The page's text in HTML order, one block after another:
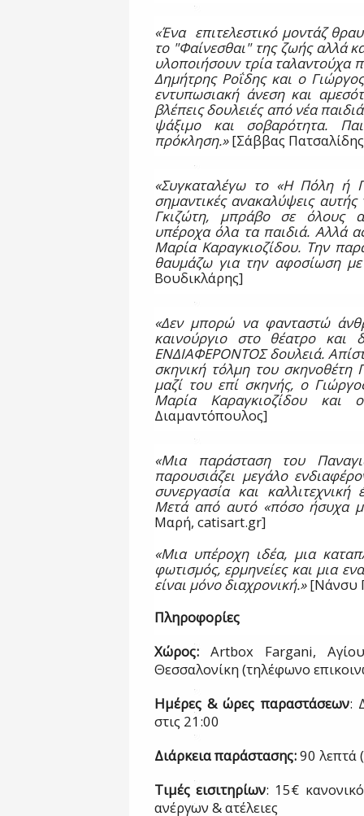
«Ένα επιτελεστικό μοντάζ
το "Φαίνεσθαι" της ζωής αλλά
υλοποιήσουν τρία ταλαντούχα
Δημήτρης Ροΐδης και ο
εντυπωσιακή άνεση και
βλέπεις δουλειές από νέα
ψάξιμο και σοβαρότητα.
πρόκληση.»[Σάββας
«Συγκαταλέγω το «Η Πόλη ή
σημαντικές ανακαλύψεις
Γκιζώτη, μπράβο σε όλους
υπέροχα όλα τα παιδιά. Αλλά
Μαρία Καραγκιοζίδου. Την
θαυμάζω για την αφοσίωση με
Βουδικλάρης]
«Δεν μπορώ να φανταστώ
καινούργιο στο θέατρο
ΕΝΔΙΑΦΕΡΟΝΤΟΣ δουλειά.
σκηνική τόλμη του σκηνοθέτη
μαζί του επί σκηνής, ο
Μαρία Καραγκιοζίδου και
Διαμαντόπουλος]
«Μια παράσταση του
παρουσιάζει μεγάλο
συνεργασία και
Μετά από αυτό «πόσο ήσυχα
Μαρή, catisart.gr]
«Μια υπέροχη ιδέα, μια
φωτισμός, ερμηνείες και μια
είναι μόνο διαχρονική.»[Νάνσυ
Πληροφορίες
Χώρος: Artbox Fargani,
Θεσσαλονίκη (τηλέφωνο
Ημέρες & ώρες παραστάσεων:
στις 21:00
Διάρκεια παράστασης:90 λεπτά
Τιμές εισιτηρίων: 15€
ανέργων & ατέλειες